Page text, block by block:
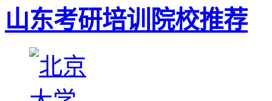
山东考研培训院校推荐